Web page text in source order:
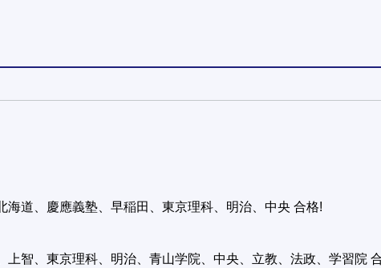
道、慶應義塾、早稲田、東京理科、明治、中央 合格!
上智、東京理科、明治、青山学院、中央、立教、法政、学習院